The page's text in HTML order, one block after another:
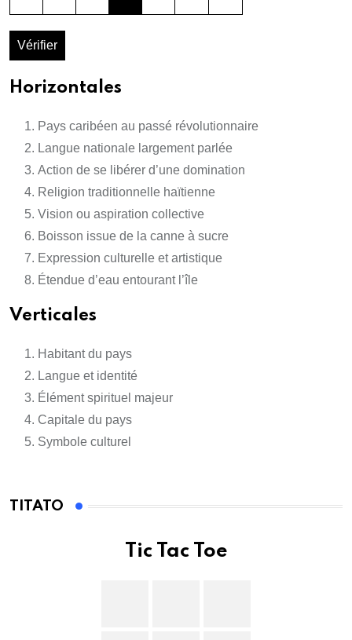
Vérifier
Horizontales
Pays caribéen au passé révolutionnaire
Langue nationale largement parlée
Action de se libérer d’une domination
Religion traditionnelle haïtienne
Vision ou aspiration collective
Boisson issue de la canne à sucre
Expression culturelle et artistique
Étendue d’eau entourant l’île
Verticales
Habitant du pays
Langue et identité
Élément spirituel majeur
Capitale du pays
Symbole culturel
TITATO
Tic Tac Toe